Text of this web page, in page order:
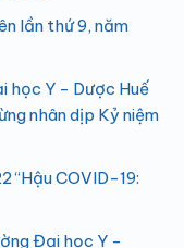
lần thứ 9, năm
học Y - Dược Huế
nhân dịp Kỷ niệm
“Hậu COVID-19:
Đại học Y -